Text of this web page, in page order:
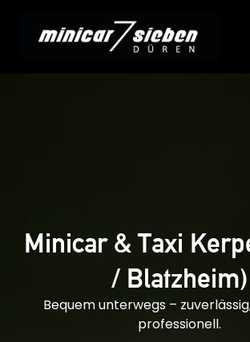
Minicar & Taxi
/ Blatzheim)
Bequem unterwegs –
professionell.